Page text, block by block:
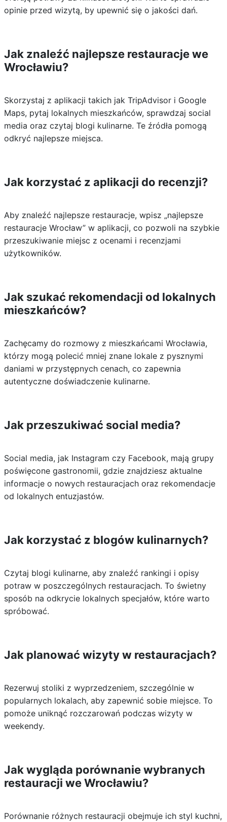
opinie przed wizytą, by upewnić się o jakości dań.
Jak znaleźć najlepsze restauracje we
Wrocławiu?
Skorzystaj z aplikacji takich jak TripAdvisor i Google
Maps, pytaj lokalnych mieszkańców, sprawdzaj social
media oraz czytaj blogi kulinarne. Te źródła pomogą
odkryć najlepsze miejsca.
Jak korzystać z aplikacji do recenzji?
Aby znaleźć najlepsze restauracje, wpisz „najlepsze
restauracje Wrocław” w aplikacji, co pozwoli na szybkie
przeszukiwanie miejsc z ocenami i recenzjami
użytkowników.
Jak szukać rekomendacji od lokalnych
mieszkańców?
Zachęcamy do rozmowy z mieszkańcami Wrocławia,
którzy mogą polecić mniej znane lokale z pysznymi
daniami w przystępnych cenach, co zapewnia
autentyczne doświadczenie kulinarne.
Jak przeszukiwać social media?
Social media, jak Instagram czy Facebook, mają grupy
poświęcone gastronomii, gdzie znajdziesz aktualne
informacje o nowych restauracjach oraz rekomendacje
od lokalnych entuzjastów.
Jak korzystać z blogów kulinarnych?
Czytaj blogi kulinarne, aby znaleźć rankingi i opisy
potraw w poszczególnych restauracjach. To świetny
sposób na odkrycie lokalnych specjałów, które warto
spróbować.
Jak planować wizyty w restauracjach?
Rezerwuj stoliki z wyprzedzeniem, szczególnie w
popularnych lokalach, aby zapewnić sobie miejsce. To
pomoże uniknąć rozczarowań podczas wizyty w
weekendy.
Jak wygląda porównanie wybranych
restauracji we Wrocławiu?
Porównanie różnych restauracji obejmuje ich styl kuchni,